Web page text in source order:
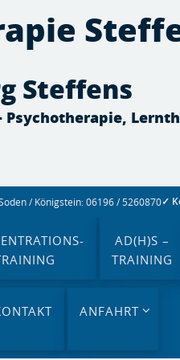
/ Königstein: 06196 / 5260870✓
Steffens
Psychotherapie,
AD(H)S –
TRAINING
ANFAHRT